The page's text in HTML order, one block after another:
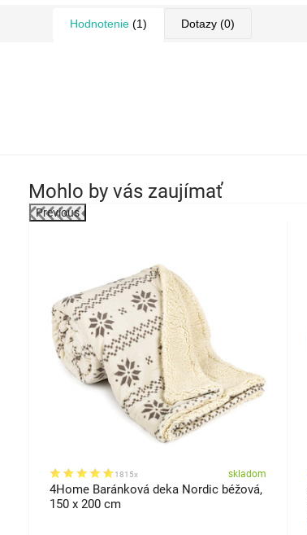
Hodnotenie (1) Dotazy (0)
Mohlo by vás zaujímať
Previous
1815x skladom
4Home Baránková deka Nordic béžová,
150 x 200 cm